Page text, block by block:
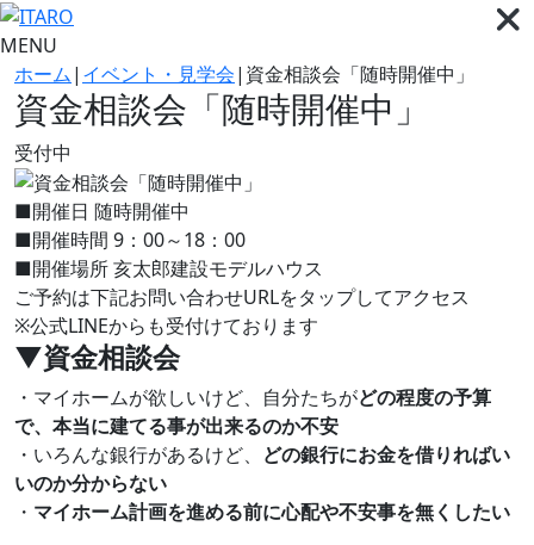
MENU
ホーム| イベント・見学会| 資金相談会「随時開催中」
資金相談会「随時開催中」
受付中
■開催日 随時開催中
■開催時間 9：00～18：00
■開催場所亥太郎建設モデルハウス
ご予約は下記お問い合わせURLをタップしてアクセス
※公式LINEからも受付けております
▼資金相談会
・マイホームが欲しいけど、自分たちがどの程度の予算
で、本当に建てる事が出来るのか不安
・いろんな銀行があるけど、 どの銀行にお金を借りればい
いのか分からない
・ マイホーム計画を進める前に心配や不安事を無くしたい